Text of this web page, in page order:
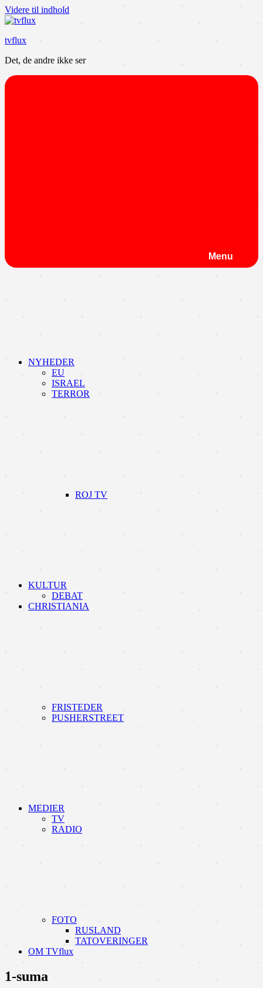
Videre til indhold
tvflux
Det, de andre ikke ser
Menu
NYHEDER
EU
ISRAEL
TERROR
ROJ TV
KULTUR
DEBAT
CHRISTIANIA
FRISTEDER
PUSHERSTREET
MEDIER
TV
RADIO
FOTO
RUSLAND
TATOVERINGER
OM TVflux
1-suma